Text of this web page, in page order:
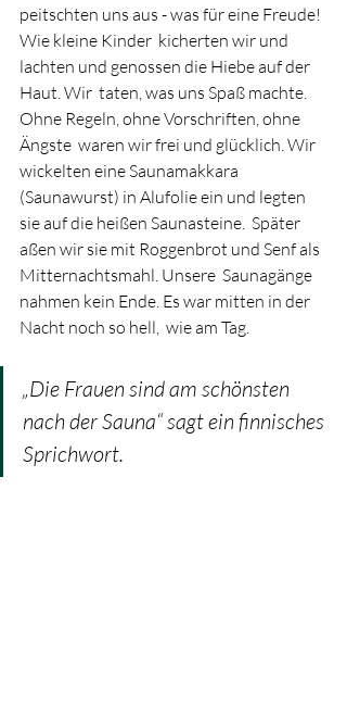
peitschten uns aus - was für eine Freude!
Wie kleine Kinder  kicherten wir und
lachten und genossen die Hiebe auf der
Haut. Wir  taten, was uns Spaß machte.
Ohne Regeln, ohne Vorschriften, ohne
Ängste  waren wir frei und glücklich. Wir
wickelten eine Saunamakkara
(Saunawurst) in Alufolie ein und legten
sie auf die heißen Saunasteine.  Später
aßen wir sie mit Roggenbrot und Senf als
Mitternachtsmahl. Unsere  Saunagänge
nahmen kein Ende. Es war mitten in der
Nacht noch so hell,  wie am Tag.
„Die Frauen sind am schönsten
nach der Sauna“ sagt ein finnisches
Sprichwort.